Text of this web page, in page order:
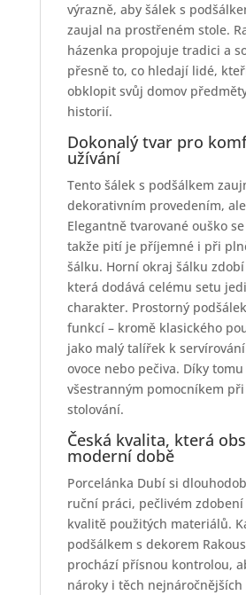
výrazně, aby šálek s
zaujal na prostřeném stole.
házenka propojuje tradici a
přesně to, co hledají lidé,
obklopit svůj domov
historií.
Dokonalý tvar pro
užívání
Tento šálek s podšálkem
dekorativním provedením,
Elegantně tvarované ouško
takže pití je příjemné i při
šálku. Horní okraj šálku
která dodává celému setu
charakter. Prostorný
funkcí – kromě klasického
jako malý talířek k
ovoce nebo pečiva. Díky
všestranným pomocníkem
stolování.
Česká kvalita, která
moderní době
Porcelánka Dubí si
ruční práci, pečlivém zdobení
kvalitě použitých materiálů.
podšálkem s dekorem
prochází přísnou kontrolou,
nároky i těch nejnáročnějších